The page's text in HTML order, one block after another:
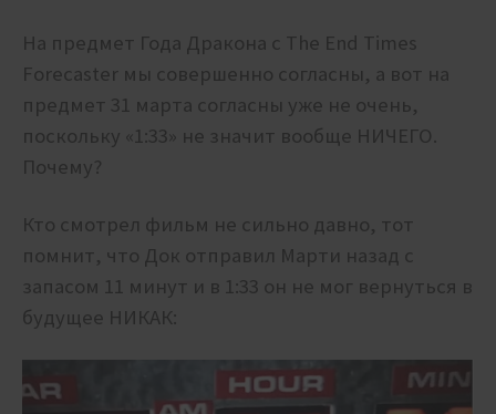
На предмет Года Дракона с The End Times
Forecaster мы совершенно согласны, а вот на
предмет 31 марта согласны уже не очень,
поскольку «1:33» не значит вообще НИЧЕГО.
Почему?
Кто смотрел фильм не сильно давно, тот
помнит, что Док отправил Марти назад с
запасом 11 минут и в 1:33 он не мог вернуться в
будущее НИКАК: